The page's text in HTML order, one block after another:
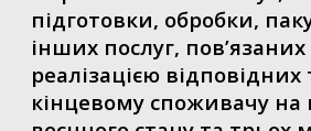
підготовки, обробки,
інших послуг, пов’язаних
реалізацією відповідних
кінцевому споживачу на